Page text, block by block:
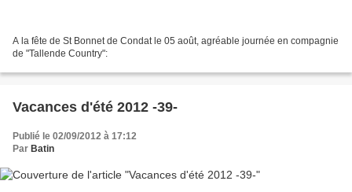
A la fête de St Bonnet de Condat le 05 août, agréable journée en compagnie
de "Tallende Country":
Vacances d'été 2012 -39-
Publié le 02/09/2012 à 17:12
Par Batin